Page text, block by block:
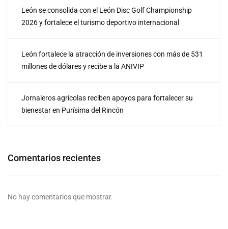
León se consolida con el León Disc Golf Championship
2026 y fortalece el turismo deportivo internacional
León fortalece la atracción de inversiones con más de 531
millones de dólares y recibe a la ANIVIP
Jornaleros agrícolas reciben apoyos para fortalecer su
bienestar en Purísima del Rincón
Comentarios recientes
No hay comentarios que mostrar.